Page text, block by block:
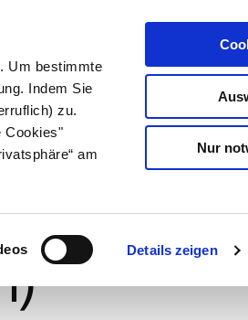
Um bestimmte
Indem Sie
zu.
Cookies"
am
Details zeigen
Nur
leben Über uns